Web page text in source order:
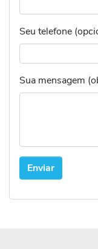
Seu telefone
Sua mensagem